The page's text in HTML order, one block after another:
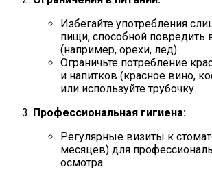
Избегайте употребления
пищи, способной повредить
(например, орехи, лед).
Ограничьте потребление
и напитков (красное вино,
или используйте трубочку.
Профессиональная гигиена:
Регулярные визиты к
месяцев) для
осмотра.